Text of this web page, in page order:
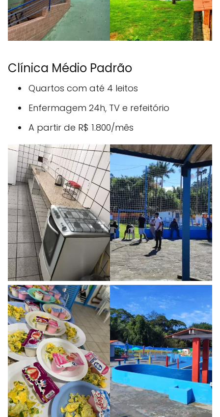
Clínica Médio Padrão
Quartos com até 4 leitos
Enfermagem 24h, TV e refeitório
A partir de R$ 1.800/mês